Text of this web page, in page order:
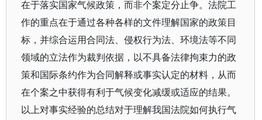
在于落实国家气候政策，而非个案定分止争。法院工
作的重点在于通过各种各样的文件理解国家的政策目
标，并综合运用合同法、侵权行为法、环境法等不同
领域的立法作为裁判依据，以不具备法律拘束力的政
策和国际条约作为合同解释或事实认定的材料，从而
在个案之中获得有利于气候变化减缓或适应的结果。
以上对事实经验的总结对于理解我国法院如何执行气